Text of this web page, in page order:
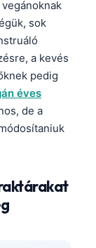
sok
a kevés
pedig
éves
de a